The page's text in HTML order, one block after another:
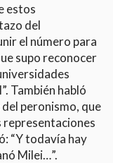
estos
del
el número para
supo reconocer
También habló
peronismo, que
representaciones
“Y todavía hay
Milei…”.